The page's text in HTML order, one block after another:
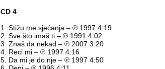
CD 4
1. Stižu me sjećanja – ℗ 1997 4:19
2. Sve što imaš ti – ℗ 1991 4:02
3. Znaš da nekad – ℗ 2007 3:20
4. Reci mi – ℗ 1997 4:16
5. Da mi je do nje – ℗ 1997 4:50